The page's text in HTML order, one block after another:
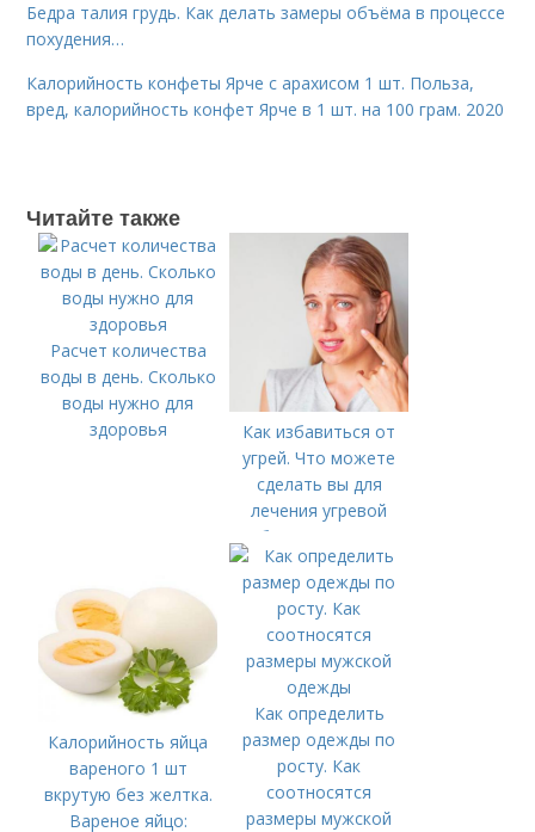
Бедра талия грудь. Как делать замеры объёма в процессе
похудения…
Калорийность конфеты Ярче с арахисом 1 шт. Польза,
вред, калорийность конфет Ярче в 1 шт. на 100 грам. 2020
Читайте также
Расчет количества
воды в день. Сколько
воды нужно для
здоровья
Как избавиться от
угрей. Что можете
сделать вы для
лечения угревой
болезни (акне)
Калорийность яйца
вареного 1 шт
вкрутую без желтка.
Вареное яйцо:
Как определить
размер одежды по
росту. Как
соотносятся
размеры мужской